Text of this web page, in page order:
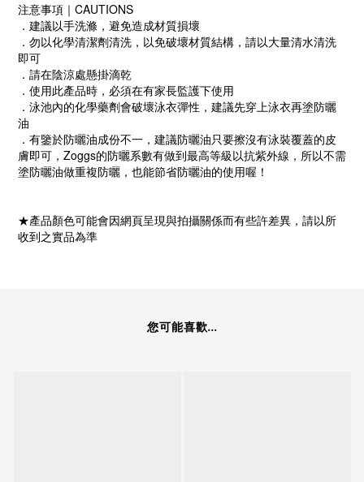
注意事項｜CAUTIONS
．建議以手洗滌，避免造成材質損壞
．勿以化學清潔劑清洗，以免破壞材質結構，請以大量清水清洗
即可
．請在陰涼處懸掛滴乾
．使用此產品時，必須在有家長監護下使用
．泳池內的化學藥劑會破壞泳衣彈性，建議先穿上泳衣再塗防曬
油
．有鑒於防曬油成份不一，建議防曬油只要擦沒有泳裝覆蓋的皮
膚即可，Zoggs的防曬系數有做到最高等級以抗紫外線，所以不需
塗防曬油做重複防曬，也能節省防曬油的使用喔！
★產品顏色可能會因網頁呈現與拍攝關係而有些許差異，請以所
收到之實品為準
您可能喜歡...